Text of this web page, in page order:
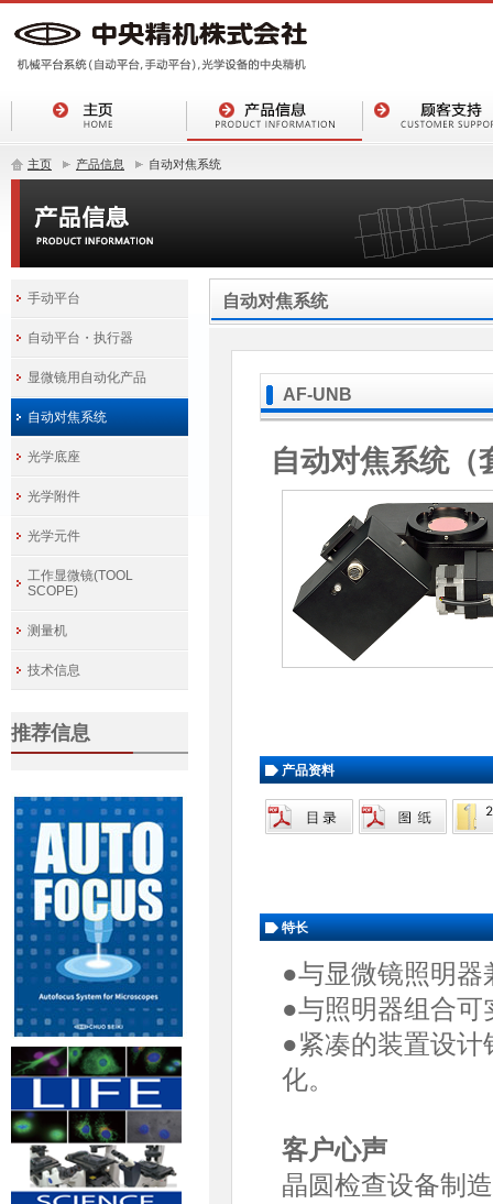
主页 产品信息 自动对焦系统
自动对焦系统
AF-UNB
自动对焦系统（
产品资料
特长
●与显微镜照明
●与照明器组合
●紧凑的装置设
化。
客户心声
晶圆检查设备制
手动平台
自动平台・执行器
显微镜用自动化产品
自动对焦系统
光学底座
光学附件
光学元件
工作显微镜(TOOL
SCOPE)
测量机
技术信息
推荐信息